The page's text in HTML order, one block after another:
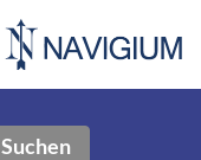
Suchen